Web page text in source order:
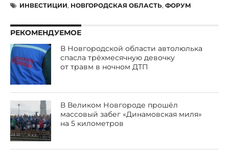
ИНВЕСТИЦИИ, НОВГОРОДСКАЯ ОБЛАСТЬ, ФОРУМ
РЕКОМЕНДУЕМОЕ
В Новгородской области автолюлька
спасла трёхмесячную девочку
от травм в ночном ДТП
В Великом Новгороде прошёл
массовый забег «Динамовская миля»
на 5 километров